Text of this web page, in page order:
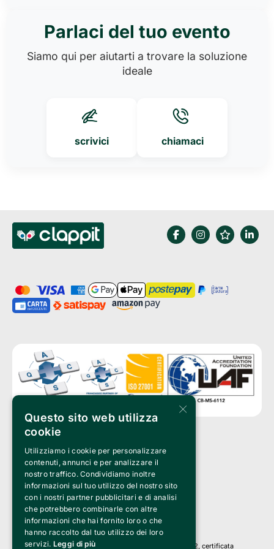
Parlaci del tuo evento
Siamo qui per aiutarti a trovare la soluzione
ideale
scrivici chiamaci
Clappit è un marchio di proprietà di:
Bemils Srl
a Socio Unico
Via Fosse Ardeatine, 4 -20092 Cinisello Balsamo (MI)
PI 05589050961
Iscr. C.C.I.A.A. Milano R.E.A. 1833471
© 2010-2025 Bemils Srl - Tutti i diritti riservati
Credits:
Clappit è basato sulla piattaforma di biglietteria Belive 6.2, certificata
×
Questo sito web utilizza
cookie
Utilizziamo i cookie per personalizzare
contenuti, annunci e per analizzare il
nostro traffico. Condividiamo inoltre
informazioni sul tuo utilizzo del nostro sito
con i nostri partner pubblicitari e di analisi
che potrebbero combinarle con altre
informazioni che hai fornito loro o che
hanno raccolto dal tuo utilizzo dei loro
servizi. Leggi di più